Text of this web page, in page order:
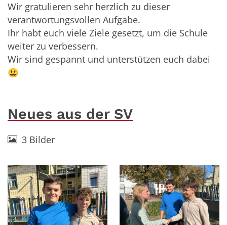
Wir gratulieren sehr herzlich zu dieser
verantwortungsvollen Aufgabe.
Ihr habt euch viele Ziele gesetzt, um die Schule
weiter zu verbessern.
Wir sind gespannt und unterstützen euch dabei
😃
Neues aus der SV
3 Bilder